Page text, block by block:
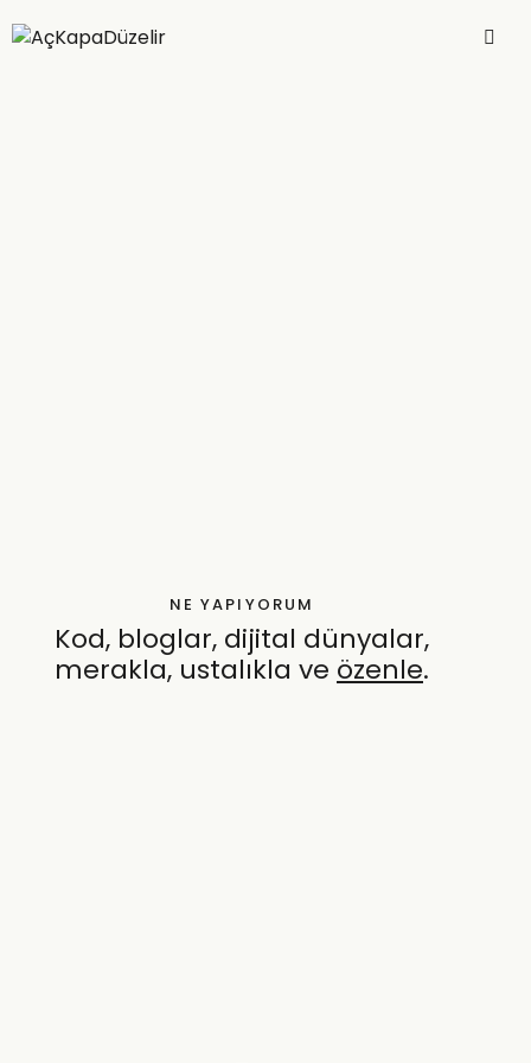
NE YAPIYORUM
Kod, bloglar, dijital dünyalar,
merakla, ustalıkla ve özenle.